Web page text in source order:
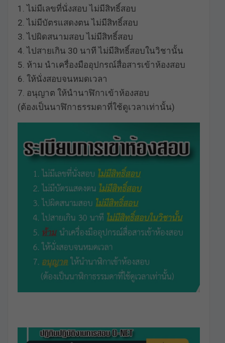
1. ไม่มีเลขที่นั่งสอบ ไม่มีสิทธิ์สอบ
2. ไม่มีบัตรแสดงตน ไม่มีสิทธิ์สอบ
3. ไปผิดสนามสอบ ไม่มีสิทธิ์สอบ
4. ไปสายเกิน 30 นาที ไม่มีสิทธิ์สอบในวิชานั้น
5. ห้าม นำเครื่องมืออุปกรณ์สื่อสารเข้าห้องสอบ
6. ให้นั่งสอบจนหมดเวลา
7. อนุญาต ให้นำนาฬิกาเข้าห้องสอบ
(ต้องเป็นนาฬิกาธรรมดาที่ใช้ดูเวลาเท่านั้น)